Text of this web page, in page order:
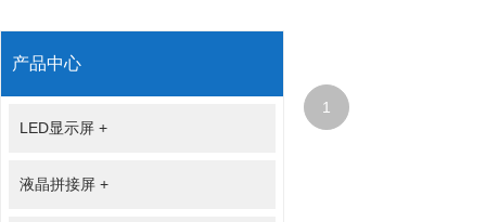
产品中心
LED显示屏 +
液晶拼接屏 +
1